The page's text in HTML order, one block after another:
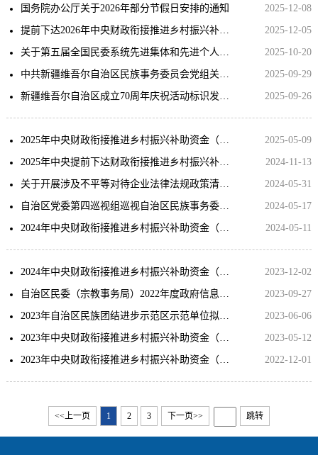
国务院办公厅关于2026年部分节假日安排的通知 2025-12-08
提前下达2026年中央财政衔接推进乡村振兴补助资金（少数民族发展任务）拟分配计划公示 2025-12-05
关于第五届全国民委系统先进集体和先进个人正式推荐对象的公示 2025-10-20
中共新疆维吾尔自治区民族事务委员会党组关于十届自治区党委第五轮巡视整改进展情况的通报 2025-09-29
新疆维吾尔自治区成立70周年庆祝活动标识发布公告 2025-09-26
2025年中央财政衔接推进乡村振兴补助资金（少数民族发展任务）拟分配计划公示 2025-05-09
2025年中央提前下达财政衔接推进乡村振兴补助资金（少数民族发展任务）拟分配计划公示 2024-11-13
关于开展涉及不平等对待企业法律法规政策清理工作的公告 2024-05-31
自治区党委第四巡视组巡视自治区民族事务委员会党组公告 2024-05-17
2024年中央财政衔接推进乡村振兴补助资金（少数民族发展任务）分配计划公示 2024-05-11
2024年中央财政衔接推进乡村振兴补助资金（少数民族发展任务）分配计划公示 2023-12-02
自治区民委（宗教事务局）2022年度政府信息公开年度报告 2023-09-27
2023年自治区民族团结进步示范区示范单位拟命名公示名单 2023-06-06
2023年中央财政衔接推进乡村振兴补助资金（少数民族发展任务）拟分配计划公示 2023-05-12
2023年中央财政衔接推进乡村振兴补助资金（少数民族发展任务支出方向）拟分配计划公示 2022-12-01
<<上一页 1 2 3 下一页>> 跳转